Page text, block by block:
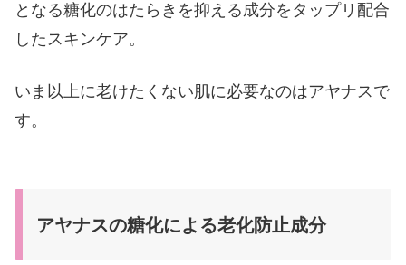
となる糖化のはたらきを抑える成分をタップリ配合
したスキンケア。
いま以上に老けたくない肌に必要なのはアヤナスで
す。
アヤナスの糖化による老化防止成分